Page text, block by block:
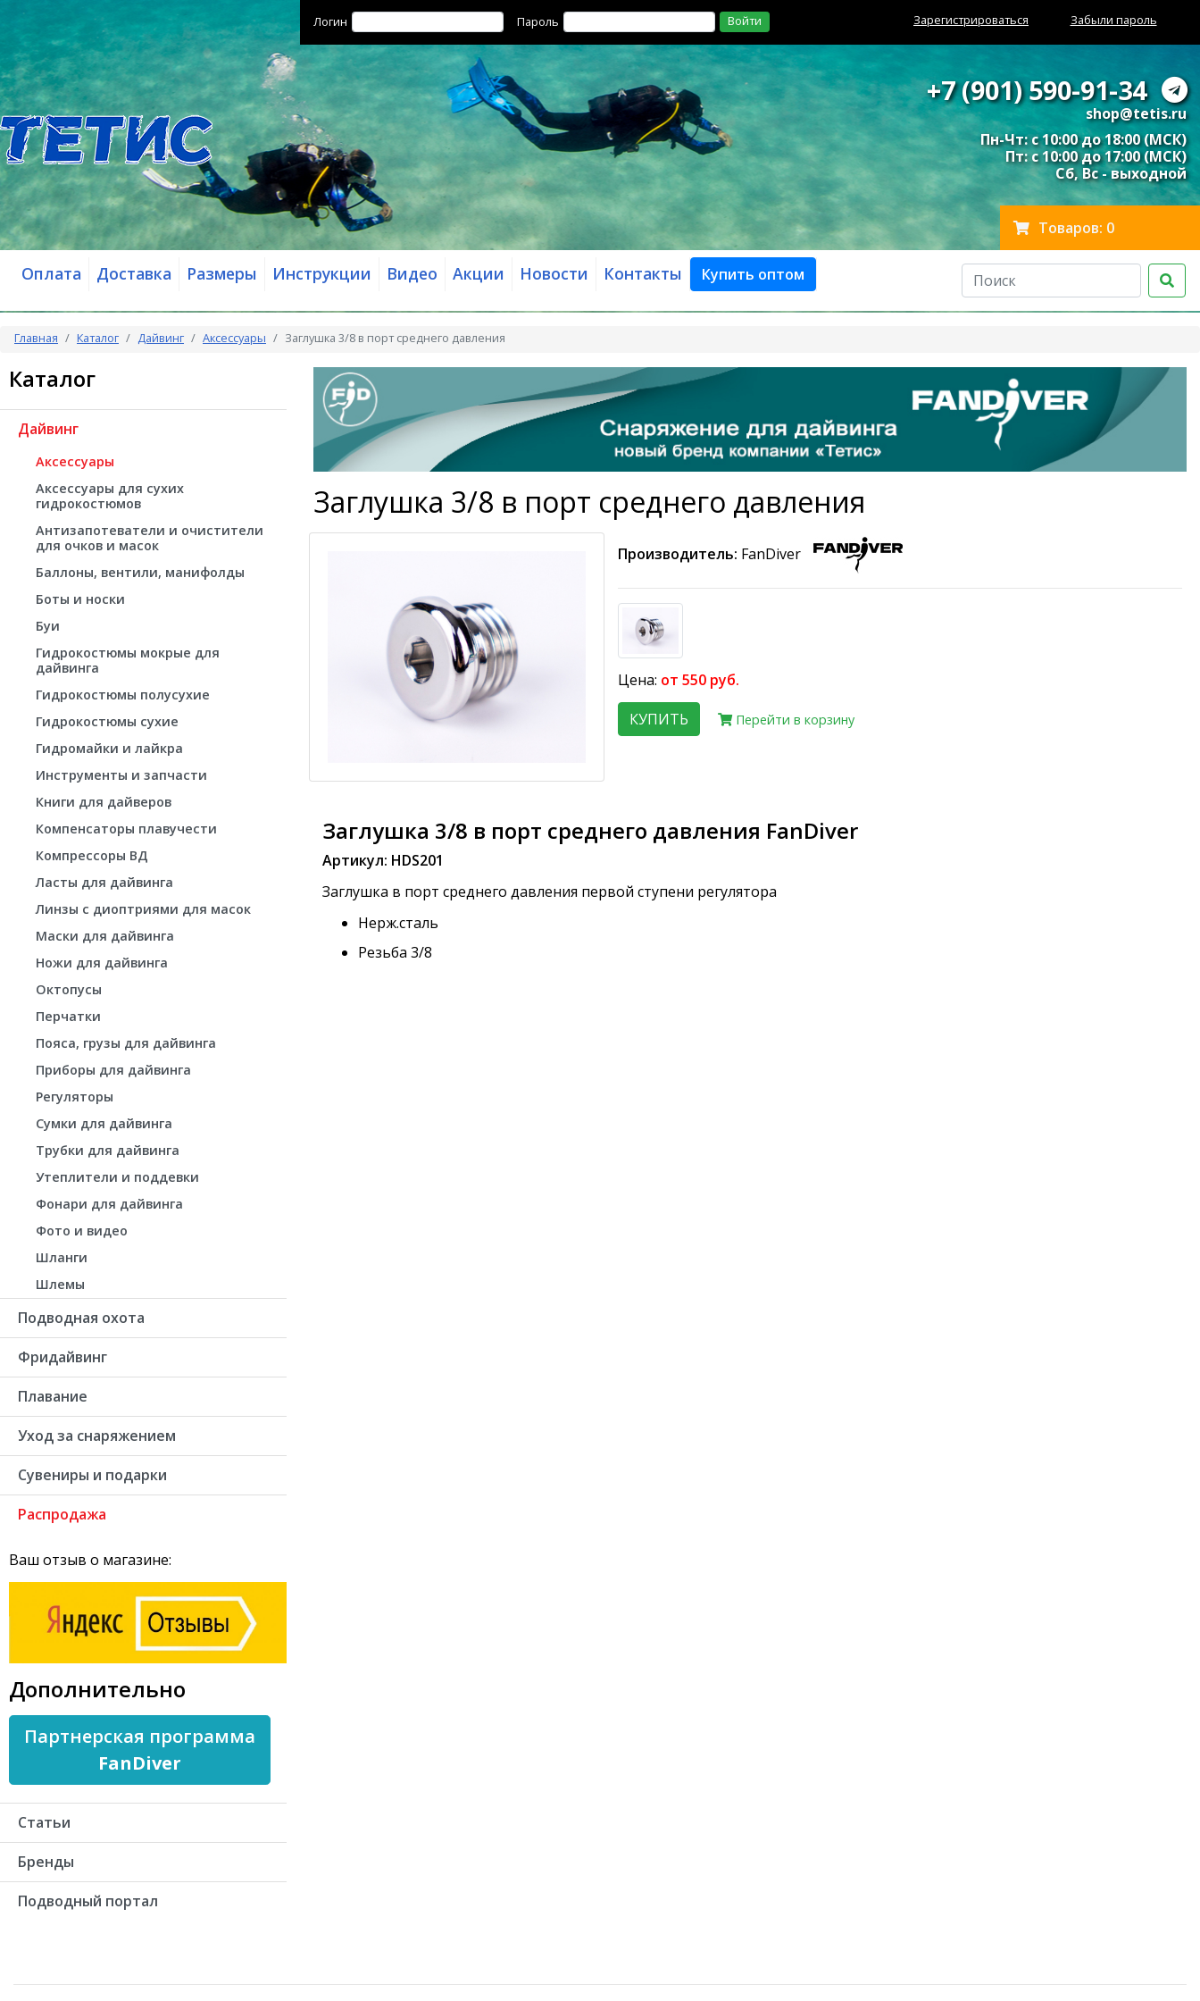
Логин Пароль Войти Зарегистрироваться Забыли пароль
+7 (901) 590-91-34
shop@tetis.ru
Пн-Чт: с 10:00 до 18:00 (МСК)
Пт: с 10:00 до 17:00 (МСК)
Сб, Вс - выходной
Товаров: 0
Оплата Доставка Размеры Инструкции Видео Акции Новости Контакты Купить оптом
Главная Каталог Дайвинг Аксессуары Заглушка 3/8 в порт среднего давления
Каталог
Дайвинг
Аксессуары
Аксессуары для сухих
гидрокостюмов
Антизапотеватели и очистители
для очков и масок
Баллоны, вентили, манифолды
Боты и носки
Буи
Гидрокостюмы мокрые для
дайвинга
Гидрокостюмы полусухие
Гидрокостюмы сухие
Гидромайки и лайкра
Инструменты и запчасти
Книги для дайверов
Компенсаторы плавучести
Компрессоры ВД
Ласты для дайвинга
Линзы с диоптриями для масок
Маски для дайвинга
Ножи для дайвинга
Октопусы
Перчатки
Пояса, грузы для дайвинга
Приборы для дайвинга
Регуляторы
Сумки для дайвинга
Трубки для дайвинга
Утеплители и поддевки
Фонари для дайвинга
Фото и видео
Шланги
Шлемы
Подводная охота
Фридайвинг
Плавание
Уход за снаряжением
Сувениры и подарки
Распродажа
Ваш отзыв о магазине:
Дополнительно
Партнерская программа
FanDiver
Статьи
Бренды
Подводный портал
Заглушка 3/8 в порт среднего давления
Производитель: FanDiver
Цена: от 550 руб.
КУПИТЬ
Перейти в корзину
Заглушка 3/8 в порт среднего давления FanDiver
Артикул: HDS201
Заглушка в порт среднего давления первой ступени регулятора
Нерж.сталь
Резьба 3/8